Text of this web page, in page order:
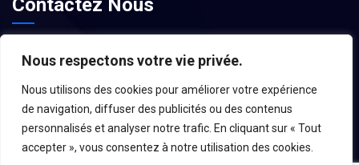
Nous respectons votre vie privée.
Nous utilisons des cookies pour améliorer votre expérience
de navigation, diffuser des publicités ou des contenus
personnalisés et analyser notre trafic. En cliquant sur « Tout
accepter », vous consentez à notre utilisation des cookies.
Contactez Nous
contact@associations-aroc.fr